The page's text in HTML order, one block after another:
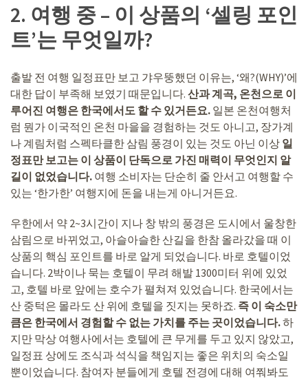
2. 여행 중 – 이 상품의 ‘셀링 포인
트’는 무엇일까?
출발 전 여행 일정표만 보고 갸우뚱했던 이유는, ‘왜?(WHY)’에
대한 답이 부족해 보였기 때문입니다. 산과 계곡, 온천으로 이
루어진 여행은 한국에서도 할 수 있거든요. 일본 온천여행처
럼 뭔가 이국적인 온천 마을을 경험하는 것도 아니고, 장가계
나 계림처럼 스펙타클한 삼림 풍경이 있는 것도 아닌 이상 일
정표만 보고는 이 상품이 단독으로 가진 매력이 무엇인지 알
길이 없었습니다. 여행 소비자는 단순히 줄 안서고 여행할 수
있는 ‘한가한’ 여행지에 돈을 내는게 아니거든요.
우한에서 약 2~3시간이 지나 창 밖의 풍경은 도시에서 울창한
삼림으로 바뀌었고, 아슬아슬한 산길을 한참 올라갔을 때 이
상품의 핵심 포인트를 바로 알게 되었습니다. 바로 호텔이었
습니다. 2박이나 묵는 호텔이 무려 해발 1300미터 위에 있었
고, 호텔 바로 앞에는 호수가 펼쳐져 있었습니다. 한국에서는
산 중턱은 몰라도 산 위에 호텔을 짓지는 못하죠. 즉 이 숙소만
큼은 한국에서 경험할 수 없는 가치를 주는 곳이었습니다.하
지만 막상 여행사에서는 호텔에 큰 무게를 두고 있지 않았고,
일정표 상에도 조식과 석식을 책임지는 좋은 위치의 숙소일
뿐이었습니다. 참여자 분들에게 호텔 전경에 대해 여쭤봐도